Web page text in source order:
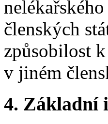
členských
způsobilost
v jiném
4. Základní